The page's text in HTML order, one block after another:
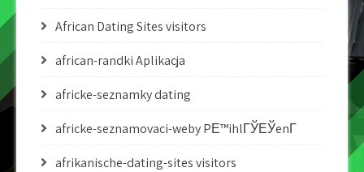
African Dating Sites visitors
african-randki Aplikacja
africke-seznamky dating
africke-seznamovaci-weby PЕ™ihlГЎЕЎenГ­
afrikanische-dating-sites visitors